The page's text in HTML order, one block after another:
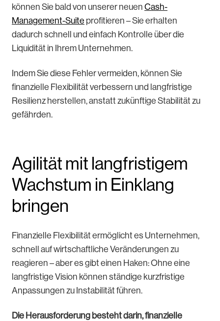
können Sie bald von unserer neuen Cash-
Management-Suite profitieren – Sie erhalten
dadurch schnell und einfach Kontrolle über die
Liquidität in Ihrem Unternehmen.
Indem Sie diese Fehler vermeiden, können Sie
finanzielle Flexibilität verbessern und langfristige
Resilienz herstellen, anstatt zukünftige Stabilität zu
gefährden.
Agilität mit langfristigem
Wachstum in Einklang
bringen
Finanzielle Flexibilität ermöglicht es Unternehmen,
schnell auf wirtschaftliche Veränderungen zu
reagieren – aber es gibt einen Haken: Ohne eine
langfristige Vision können ständige kurzfristige
Anpassungen zu Instabilität führen.
Die Herausforderung besteht darin, finanzielle